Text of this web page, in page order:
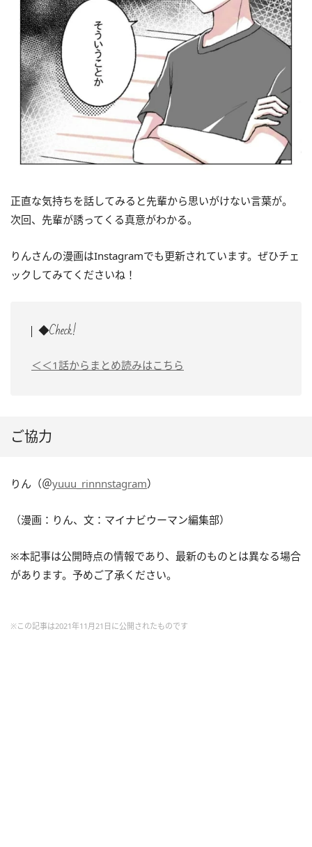
正直な気持ちを話してみると先輩から思いがけない言葉が。
次回、先輩が誘ってくる真意がわかる。
りんさんの漫画はInstagramでも更新されています。ぜひチェ
ックしてみてくださいね！
◆Check!
＜＜1話からまとめ読みはこちら
ご協力
りん（＠yuuu_rinnnstagram）
（漫画：りん、文：マイナビウーマン編集部）
※本記事は公開時点の情報であり、最新のものとは異なる場合
があります。予めご了承ください。
※この記事は2021年11月21日に公開されたものです